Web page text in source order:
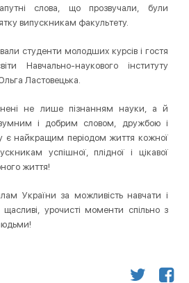
слова, що прозвучали, були
випускникам факультету.
студенти молодших курсів і гостя
Навчально-наукового інституту
Ластовецька.
не лише пізнанням науки, а й
і добрим словом, дружбою і
є найкращим періодом життя кожної
успішної, плідної і цікавої
життя!
України за можливість навчати і
урочисті моменти спільно з